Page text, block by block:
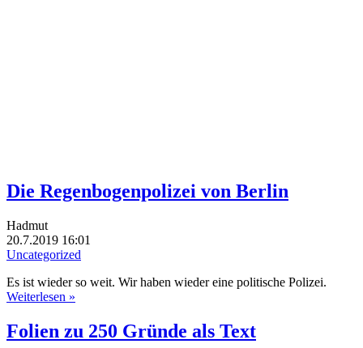
Die Regenbogenpolizei von Berlin
Hadmut
20.7.2019 16:01
Uncategorized
Es ist wieder so weit. Wir haben wieder eine politische Polizei.
Weiterlesen »
Folien zu 250 Gründe als Text